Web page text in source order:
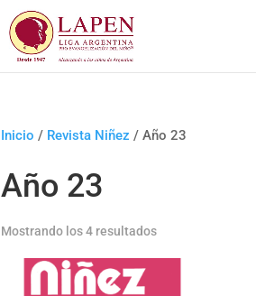
Inicio / Revista Niñez / Año 23
Año 23
Mostrando los 4 resultados